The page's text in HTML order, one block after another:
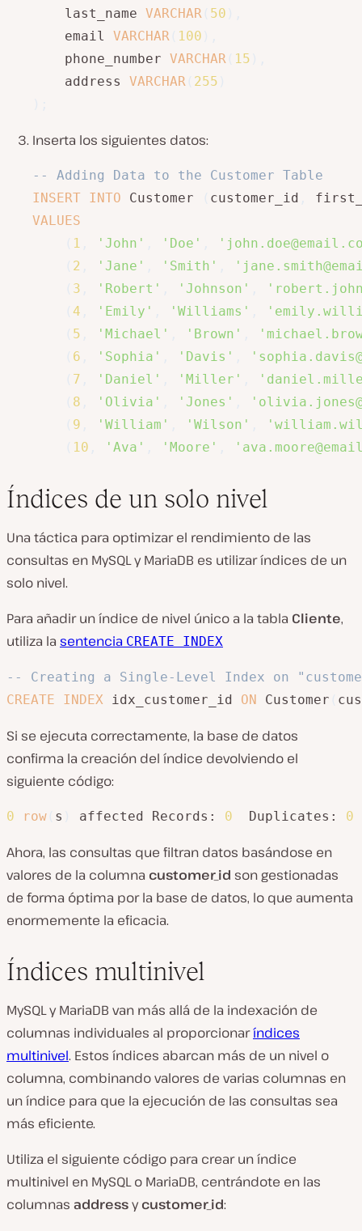
    last_name
VARCHAR 50
    email
VARCHAR 100
    phone_number
VARCHAR 15
    address
VARCHAR 255
Inserta los siguientes datos:
-- Adding Data to the Customer Table
INSERT INTO Customer customer_id
VALUES
1 'John' 'Doe'
2 'Jane' 'Smith'
3 'Robert' 'Johnson'
4 'Emily' 'Williams'
5 'Michael' 'Brown'
6 'Sophia' 'Davis'
7 'Daniel' 'Miller'
8 'Olivia' 'Jones'
9 'William' 'Wilson'
10 'Ava' 'Moore'
Índices de un solo nivel
Una táctica para optimizar el rendimiento de las
consultas en MySQL y MariaDB es utilizar índices de un
solo nivel.
Para añadir un índice de nivel único a la tabla Cliente,
utiliza la sentencia CREATE INDEX
-- Creating a Single-Level Index on
CREATE
INDEX idx_customer_id ON Customer
Si se ejecuta correctamente, la base de datos
confirma la creación del índice devolviendo el
siguiente código:
0 row s affected Records: 0
  Duplicates:
0
Ahora, las consultas que filtran datos basándose en
valores de la columna customer_id son gestionadas
de forma óptima por la base de datos, lo que aumenta
enormemente la eficacia.
Índices multinivel
MySQL y MariaDB van más allá de la indexación de
columnas individuales al proporcionaríndices
multinivel. Estos índices abarcan más de un nivel o
columna, combinando valores de varias columnas en
un índice para que la ejecución de las consultas sea
más eficiente.
Utiliza el siguiente código para crear un índice
multinivel en MySQL o MariaDB, centrándote en las
columnas addressycustomer_id: